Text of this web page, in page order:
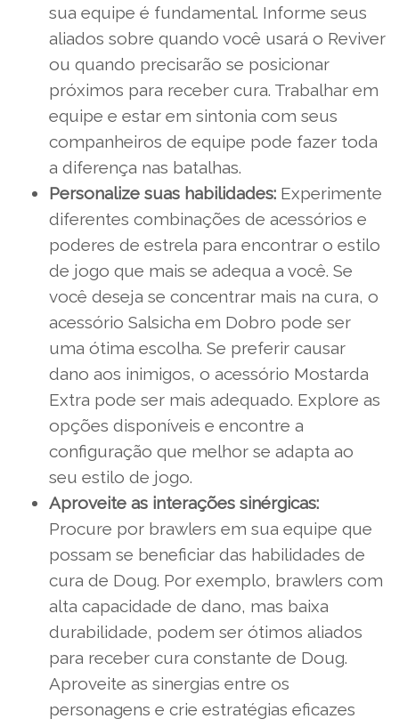
sua equipe é fundamental. Informe seus
aliados sobre quando você usará o Reviver
ou quando precisarão se posicionar
próximos para receber cura. Trabalhar em
equipe e estar em sintonia com seus
companheiros de equipe pode fazer toda
a diferença nas batalhas.
Personalize suas habilidades: Experimente
diferentes combinações de acessórios e
poderes de estrela para encontrar o estilo
de jogo que mais se adequa a você. Se
você deseja se concentrar mais na cura, o
acessório Salsicha em Dobro pode ser
uma ótima escolha. Se preferir causar
dano aos inimigos, o acessório Mostarda
Extra pode ser mais adequado. Explore as
opções disponíveis e encontre a
configuração que melhor se adapta ao
seu estilo de jogo.
Aproveite as interações sinérgicas:
Procure por brawlers em sua equipe que
possam se beneficiar das habilidades de
cura de Doug. Por exemplo, brawlers com
alta capacidade de dano, mas baixa
durabilidade, podem ser ótimos aliados
para receber cura constante de Doug.
Aproveite as sinergias entre os
personagens e crie estratégias eficazes